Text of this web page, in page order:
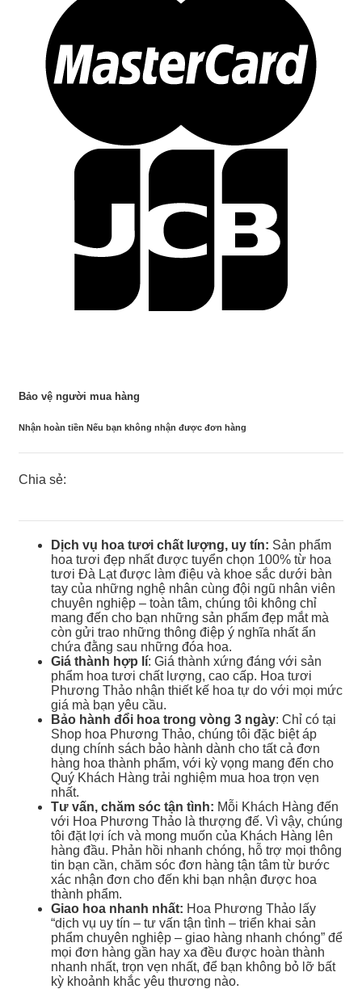
Bảo vệ người mua hàng
Nhận hoàn tiền Nếu bạn không nhận được đơn hàng
Chia sẻ:
Dịch vụ hoa tươi chất lượng, uy tín: Sản phẩm
hoa tươi đẹp nhất được tuyển chọn 100% từ hoa
tươi Đà Lạt được làm điệu và khoe sắc dưới bàn
tay của những nghệ nhân cùng đội ngũ nhân viên
chuyên nghiệp – toàn tâm, chúng tôi không chỉ
mang đến cho bạn những sản phẩm đẹp mắt mà
còn gửi trao những thông điệp ý nghĩa nhất ẩn
chứa đằng sau những đóa hoa.
Giá thành hợp lí: Giá thành xứng đáng với sản
phẩm hoa tươi chất lượng, cao cấp. Hoa tươi
Phương Thảo nhận thiết kế hoa tự do với mọi mức
giá mà bạn yêu cầu.
Bảo hành đổi hoa trong vòng 3 ngày: Chỉ có tại
Shop hoa Phương Thảo, chúng tôi đặc biệt áp
dụng chính sách bảo hành dành cho tất cả đơn
hàng hoa thành phẩm, với kỳ vọng mang đến cho
Quý Khách Hàng trải nghiệm mua hoa trọn vẹn
nhất.
Tư vấn, chăm sóc tận tình: Mỗi Khách Hàng đến
với Hoa Phương Thảo là thượng đế. Vì vậy, chúng
tôi đặt lợi ích và mong muốn của Khách Hàng lên
hàng đầu. Phản hồi nhanh chóng, hỗ trợ mọi thông
tin bạn cần, chăm sóc đơn hàng tận tâm từ bước
xác nhận đơn cho đến khi bạn nhận được hoa
thành phẩm.
Giao hoa nhanh nhất: Hoa Phương Thảo lấy
“dịch vụ uy tín – tư vấn tận tình – triển khai sản
phẩm chuyên nghiệp – giao hàng nhanh chóng” để
mọi đơn hàng gần hay xa đều được hoàn thành
nhanh nhất, trọn vẹn nhất, để bạn không bỏ lỡ bất
kỳ khoảnh khắc yêu thương nào.